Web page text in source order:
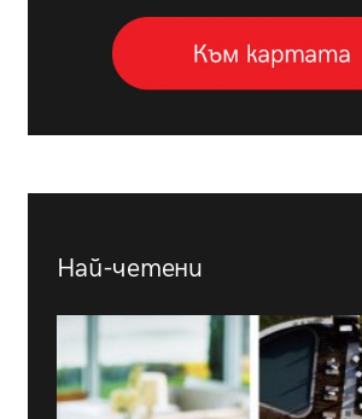
Най-четени